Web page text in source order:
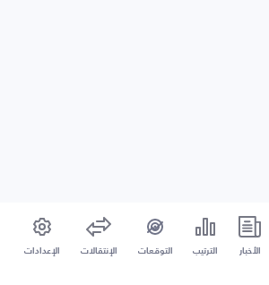
الأخبار الترتيب التوقعات الإنتقالات الإعدادات